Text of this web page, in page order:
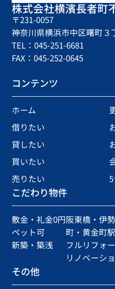
株式会社横濱長者町
〒231-0057
神奈川県横浜市中区曙町３
TEL：045-251-6681
FAX：045-252-0645
コンテンツ
ホーム
借りたい
貸したい
買いたい
売りたい
こだわり物件
敷金・礼金0円
ペット可
新築・築浅
阪東橋・伊
町・黄金町
フルリフォ
リノベーシ
その他